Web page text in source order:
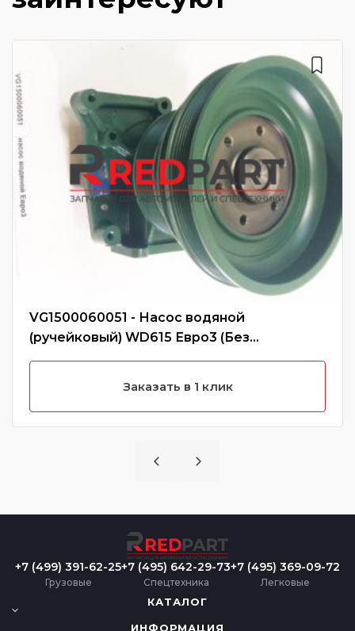
VG1500060051 - Насос водяной
(ручейковый) WD615 Евро3 (Без
характеристики)
Заказать в 1 клик
+7 (499) 391-62-25
Грузовые
+7 (495) 642-29-73
Спецтехника
+7 (495) 369-09-72
Легковые
КАТАЛОГ
ИНФОРМАЦИЯ